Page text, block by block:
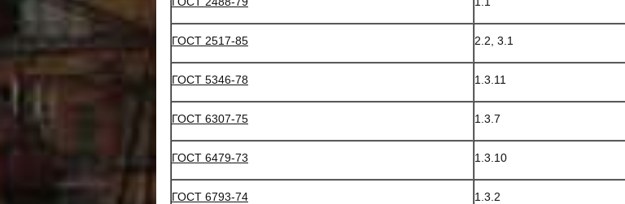
ГОСТ 2517-85 2.2, 3.1
ГОСТ 5346-78 1.3.11
ГОСТ 6307-75 1.3.7
ГОСТ 6479-73 1.3.10
ГОСТ 6793-74 1.3.2